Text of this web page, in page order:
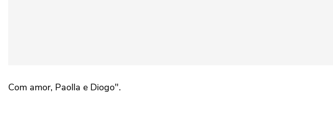
Com amor, Paolla e Diogo".